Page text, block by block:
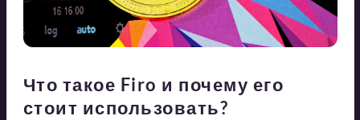
Что такое Firo и почему его
стоит использовать?